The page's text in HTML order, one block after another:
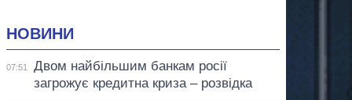
НОВИНИ
07:51
Двом найбільшим банкам росії
загрожує кредитна криза – розвідка